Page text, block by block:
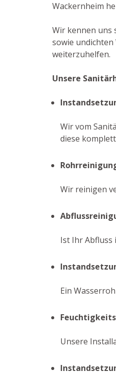
Wackernheim
Wir kennen uns
sowie
weiterzuhelfen.
Unsere
Wir vom
diese
Wir reinigen
Ist Ihr Abfluss
Ein
Unsere